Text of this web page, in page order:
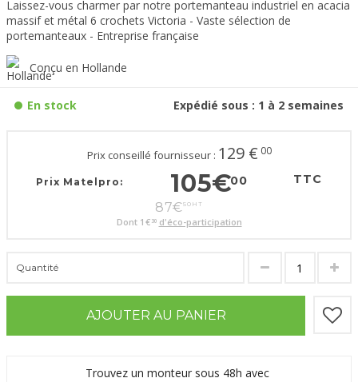
Laissez-vous charmer par notre portemanteau industriel en acacia
massif et métal 6 crochets Victoria - Vaste sélection de
portemanteaux - Entreprise française
Conçu en Hollande
En stock Expédié sous : 1 à 2 semaines
Prix conseillé fournisseur : 129 € 00
Prix Matelpro: 105€00 TTC
87€50 HT
Dont 1€ 30 d'éco-participation
Quantité
AJOUTER AU PANIER
Trouvez un monteur sous 48h avec